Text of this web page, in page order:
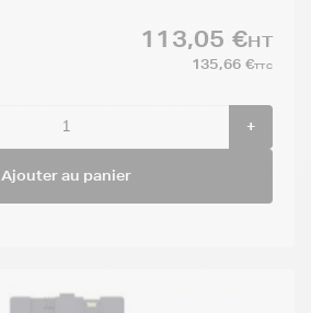
113,05 €HT
135,66 €TTC
+
Ajouter au panier